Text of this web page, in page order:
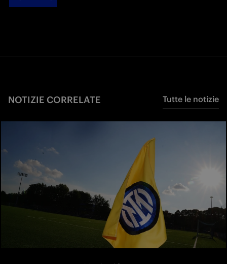
NOTIZIE CORRELATE Tutte le notizie